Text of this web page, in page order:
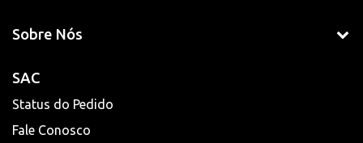
Sobre Nós
SAC
Status do Pedido
Fale Conosco